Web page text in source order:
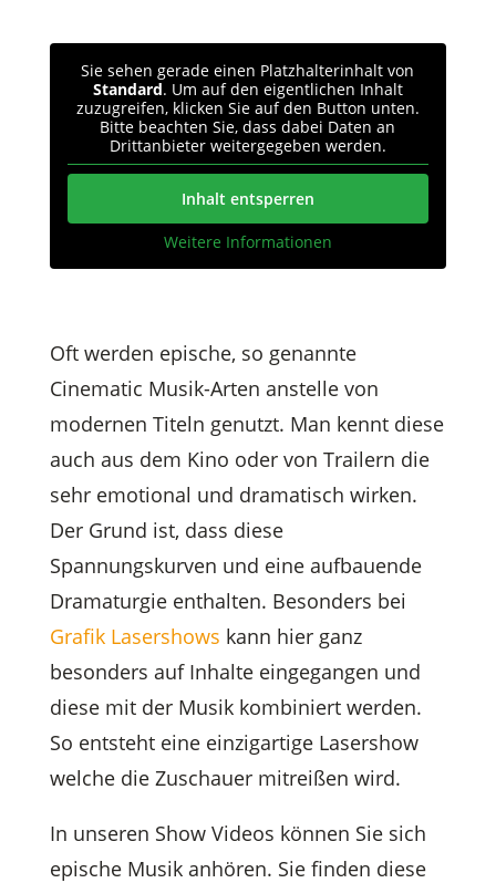
Sie sehen gerade einen Platzhalterinhalt von
Standard. Um auf den eigentlichen Inhalt
zuzugreifen, klicken Sie auf den Button unten.
Bitte beachten Sie, dass dabei Daten an
Drittanbieter weitergegeben werden.
Inhalt entsperren
Weitere Informationen
Oft werden epische, so genannte
Cinematic Musik-Arten anstelle von
modernen Titeln genutzt. Man kennt diese
auch aus dem Kino oder von Trailern die
sehr emotional und dramatisch wirken.
Der Grund ist, dass diese
Spannungskurven und eine aufbauende
Dramaturgie enthalten. Besonders bei
Grafik Lasershows kann hier ganz
besonders auf Inhalte eingegangen und
diese mit der Musik kombiniert werden.
So entsteht eine einzigartige Lasershow
welche die Zuschauer mitreißen wird.
In unseren Show Videos können Sie sich
epische Musik anhören. Sie finden diese